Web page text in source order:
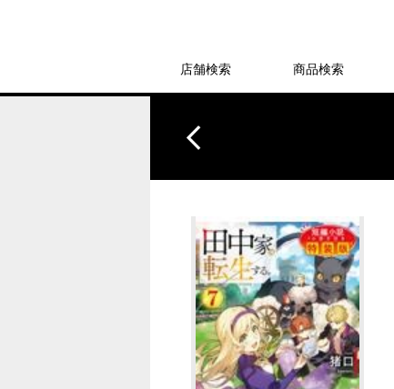
店舗検索 商品検索